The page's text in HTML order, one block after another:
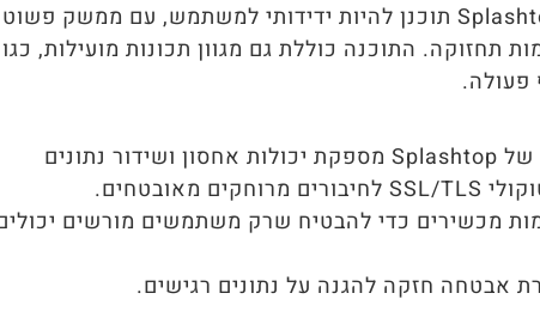
Splashtop Remote Support תוכנן להיות ידידותי למשתמש, עם ממשק פשוט
תחזוקה. התוכנה כוללת גם מגוון תכונות מועילות,
פעולה.
תמיכה מרחוק של Splashtop מספקת יכולות אחסון ושידור נתונים
מכשירים כדי להבטיח שרק משתמשים מורשים